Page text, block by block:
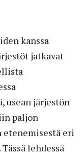
kanssa
jatkavat
usean järjestön
paljon
eri
lehdessä